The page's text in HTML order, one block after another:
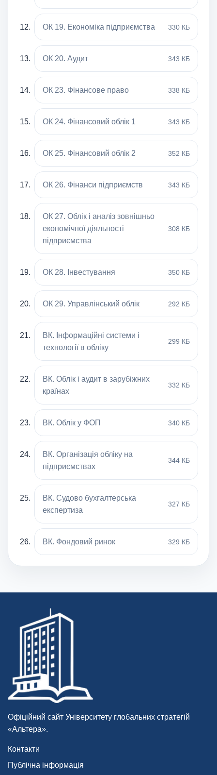
ОК 19. Економіка підприємства 330 КБ
ОК 20. Аудит 343 КБ
ОК 23. Фінансове право 338 КБ
ОК 24. Фінансовий облік 1 343 КБ
ОК 25. Фінансовий облік 2 352 КБ
ОК 26. Фінанси підприємств 343 КБ
ОК 27. Облік і аналіз зовнішньо
економічної діяльності
підприємства
308 КБ
ОК 28. Інвестування 350 КБ
ОК 29. Управлінський облік 292 КБ
ВК. Інформаційні системи і
технології в обліку
299 КБ
ВК. Облік і аудит в зарубіжних
країнах
332 КБ
ВК. Облік у ФОП 340 КБ
ВК. Організація обліку на
підприємствах
344 КБ
ВК. Судово бухгалтерська
експертиза
327 КБ
ВК. Фондовий ринок 329 КБ
Офіційний сайт Університету глобальних стратегій
«Альтера».
Контакти
Публічна інформація